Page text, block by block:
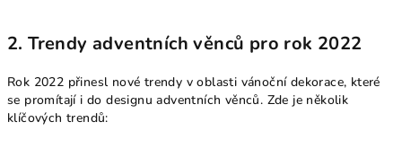
2.Trendy adventních věnců pro rok 2022
Rok 2022 přinesl nové trendy v oblasti vánoční dekorace, které
se promítají i do designu adventních věnců. Zde je několik
klíčových trendů: